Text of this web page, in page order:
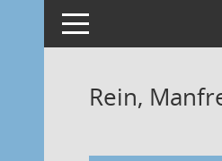
Toggle navigation
Rein,